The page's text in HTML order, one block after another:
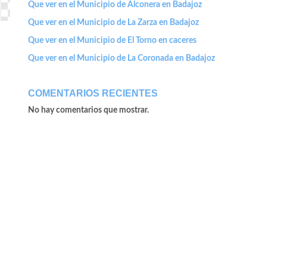
Que ver en el Municipio de Alconera en Badajoz
Que ver en el Municipio de La Zarza en Badajoz
Que ver en el Municipio de El Torno en caceres
Que ver en el Municipio de La Coronada en Badajoz
COMENTARIOS RECIENTES
No hay comentarios que mostrar.